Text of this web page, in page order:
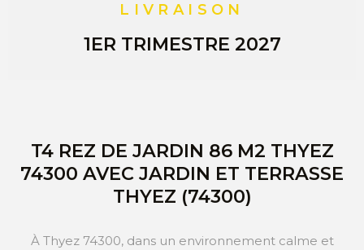
LIVRAISON
1ER TRIMESTRE 2027
T4 REZ DE JARDIN 86 M2 THYEZ
74300 AVEC JARDIN ET TERRASSE
THYEZ (74300)
À Thyez 74300, dans un environnement calme et